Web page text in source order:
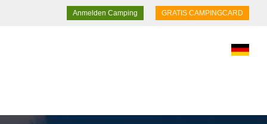
GRATIS CAMPINGCARD
Anmelden Camping